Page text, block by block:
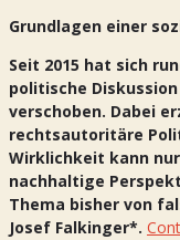
Grundlagen einer
Seit 2015 hat sich
politische
verschoben. Dabei
rechtsautoritäre
Wirklichkeit kann
nachhaltige
Thema bisher von
Josef Falkinger*.